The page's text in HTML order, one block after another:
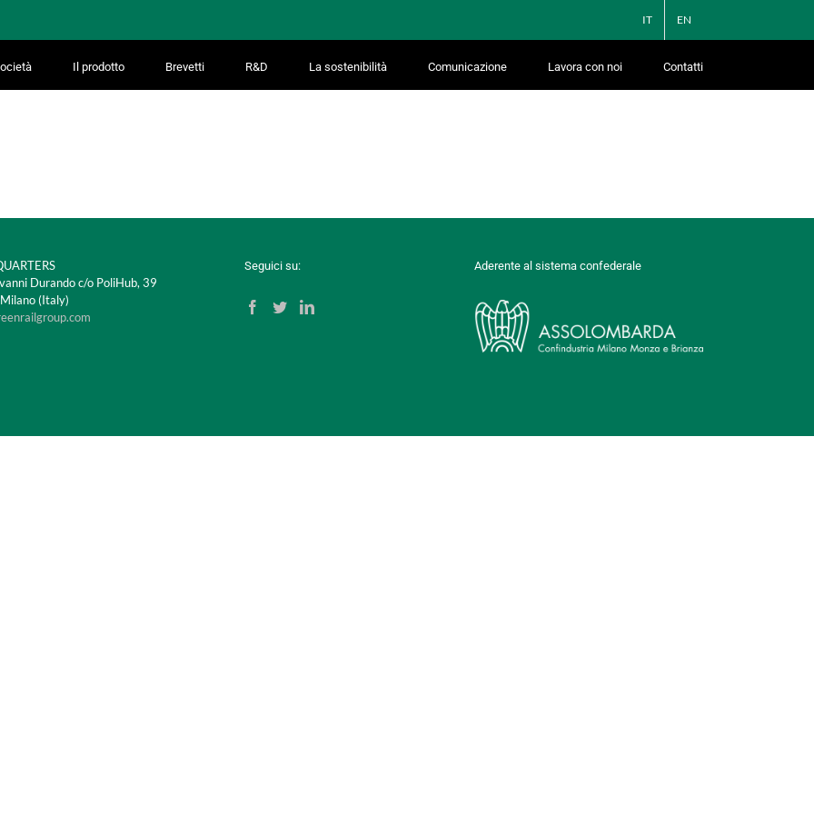
IT EN
Il prodotto Brevetti R&D La sostenibilità Comunicazione Lavora con noi Contatti
Durando c/o PoliHub, 39
(Italy)
Seguici su: Aderente al sistema confederale